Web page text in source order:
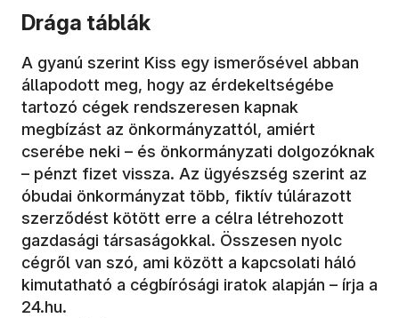
Drága táblák
A gyanú szerint Kiss egy ismerősével abban
állapodott meg, hogy az érdekeltségébe
tartozó cégek rendszeresen kapnak
megbízást az önkormányzattól, amiért
cserébe neki – és önkormányzati dolgozóknak
– pénzt fizet vissza. Az ügyészség szerint az
óbudai önkormányzat több, fiktív túlárazott
szerződést kötött erre a célra létrehozott
gazdasági társaságokkal. Összesen nyolc
cégről van szó, ami között a kapcsolati háló
kimutatható a cégbírósági iratok alapján – írja a
24.hu.